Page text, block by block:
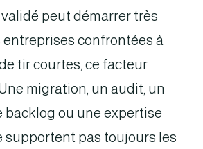
peut démarrer très
entreprises confrontées à
tir courtes, ce facteur
migration, un audit, un
backlog ou une expertise
supportent pas toujours les